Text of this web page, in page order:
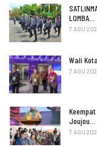
LOMBA…
7 AGU
Wali
7 AGU
Joujou…
7 AGU